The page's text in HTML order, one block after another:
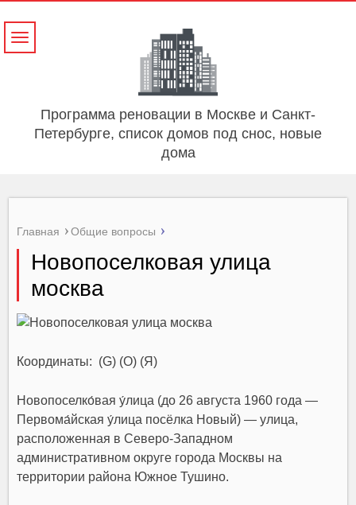
Программа реновации в Москве и Санкт-
Петербурге, список домов под снос, новые
дома
Навигация
Главная Общие вопросы
Новопоселковая улица
москва
Координаты: (G) (O) (Я)
Новопоселко́вая у́лица (до 26 августа 1960 года —
Первома́йская у́лица посёлка Новый) — улица,
расположенная в Северо-Западном
административном округе города Москвы на
территории района Южное Тушино.